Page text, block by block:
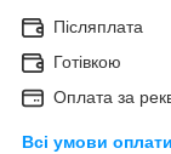
Післяплата
Готівкою
Оплата за
Всі умови оплати